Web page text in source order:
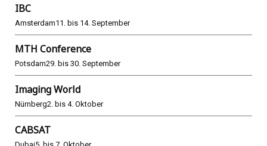
IBC
Amsterdam11. bis 14. September
MTH Conference
Potsdam29. bis 30. September
Imaging World
Nürnberg2. bis 4. Oktober
CABSAT